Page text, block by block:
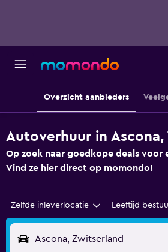
Overzicht aanbieders
Autoverhuur in Ascona,
Op zoek naar goedkope deals voor
Vind ze hier direct op momondo!
Zelfde inleverlocatie Leeftijd
Ascona, Zwitserland